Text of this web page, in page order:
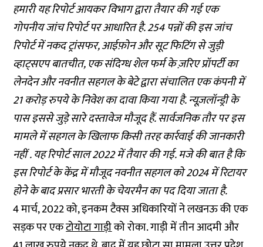
हमारी यह रिपोर्ट आयकर विभाग द्वारा तैयार की गई एक
गोपनीय जांच रिपोर्ट पर आधारित है. 254 पन्नों की इस जांच
रिपोर्ट में नकद ट्रांसफर, आईफ़ोन और सूट फिटिंग से जुड़ी
व्हाट्सएप बातचीत, एक संदिग्ध शेल फर्म के ज़रिए प्रॉपर्टी का
लेनदेन और नवनीत सहगल के बेटे द्वारा संचालित एक कंपनी में
21 करोड़ रुपये के निवेश का दावा किया गया है. न्यूज़लॉन्ड्री के
पास इससे जुड़े सारे दस्तावेज मौजूद हैं. सार्वजनिक तौर पर इस
मामले में सहगल के खिलाफ किसी तरह कार्रवाई की जानकारी
नहीं . यह रिपोर्ट साल 2022 में तैयार की गई. मजे की बात है कि
इस रिपोर्ट के केंद्र में मौजूद नवनीत सहगल को 2024 में रिटायर
होने के बाद प्रसार भारती के चेयरमैन का पद दिया जाता है.
4 मार्च, 2022 को, इनकम टैक्स अधिकारियों ने लखनऊ की एक
सड़क पर एकटोयोटा गाड़ीको रोका. गाड़ी में तीन आदमी और